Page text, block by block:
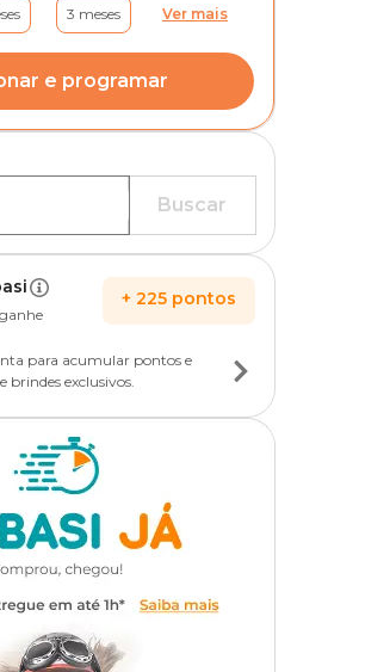
3 meses Ver mais
e programar
Buscar
+ 225 pontos
para acumular pontos e
brindes exclusivos.